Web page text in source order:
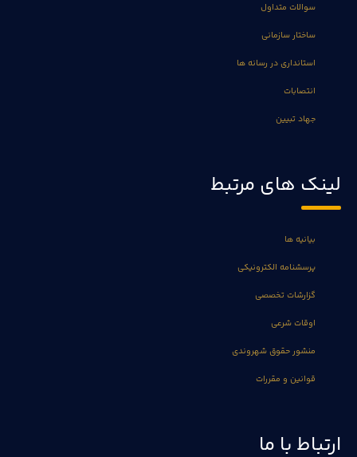
سوالات متداول
ساختار سازمانی
استانداری در رسانه ها
انتصابات
جهاد تبیین
لینک های مرتبط
بیانیه ها
پرسشنامه الکترونیکی
گزارشات تخصصی
اوقات شرعی
منشور حقوق شهروندی
قوانین و مقررات
ارتباط با ما